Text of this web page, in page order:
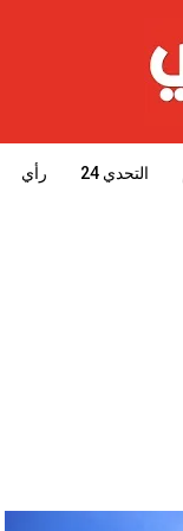
التحدي 24 رأي